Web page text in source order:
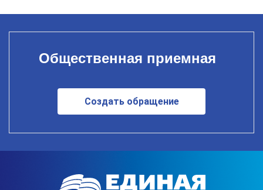
Общественная приемная
Создать обращение